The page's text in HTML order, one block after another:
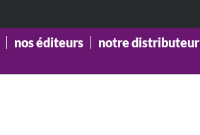
nos éditeurs notre distributeur